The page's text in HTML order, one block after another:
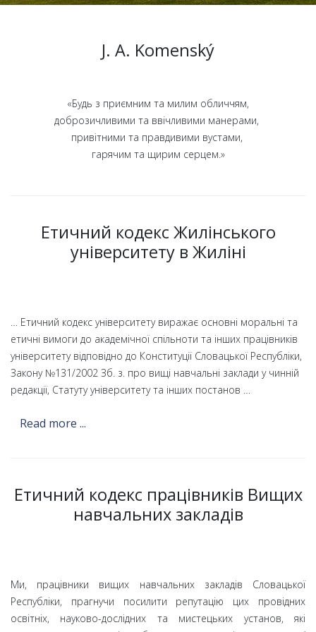
J. A. Komenský
«Будь з приємним та милим обличчям,
доброзичливими та ввічливими манерами,
привітними та правдивими вустами,
гарячим та щирим серцем.»
Етичний кодекс Жилінського
університету в Жиліні
… Етичний кодекс університету виражає основні моральні та
етичні вимоги до академічної спільноти та інших працівників
університету відповідно до Конституції Словацької Республіки,
Закону №131/2002 Зб. з. про вищі навчальні заклади у чинній
редакції, Статуту університету та інших постанов …
Read more ...
Етичний кодекс працівників Вищих
навчальних закладів
Ми, працівники вищих навчальних закладів Словацької
Республіки, прагнучи посилити репутацію цих провідних
освітніх, науково-дослідних та мистецьких установ, які